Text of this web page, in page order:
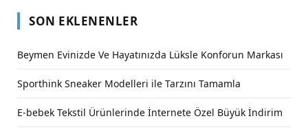
SON EKLENENLER
Beymen Evinizde Ve Hayatınızda Lüksle Konforun Markası
Sporthink Sneaker Modelleri ile Tarzını Tamamla
E-bebek Tekstil Ürünlerinde İnternete Özel Büyük İndirim